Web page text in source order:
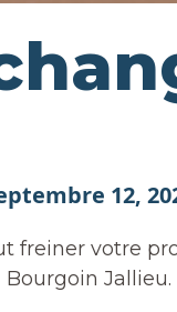
12,
freiner votre
Jallieu.